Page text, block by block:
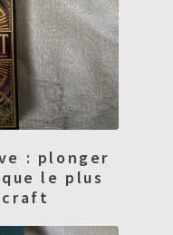
: plonger
le plus